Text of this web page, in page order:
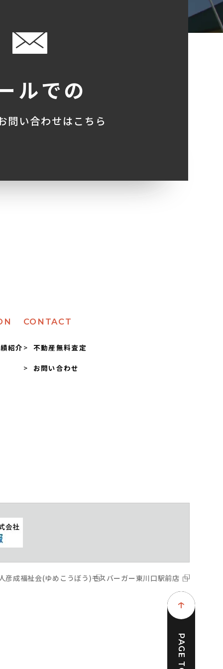
PAGE TOP
ルでの
問い合わせはこちら
紹介
CONTACT
不動産無料査定
お問い合わせ
彦成福祉会(ゆめこうぼう)モスバーガー東川口駅前店